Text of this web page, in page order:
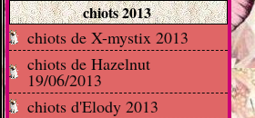
chiots 2013
chiots de X-mystix 2013
chiots de Hazelnut
19/06/2013
chiots d'Elody 2013